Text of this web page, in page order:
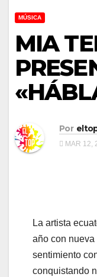
MÚSICA
MIA
Por
MAR 12,
La artista
año con
sentimiento
conquistando